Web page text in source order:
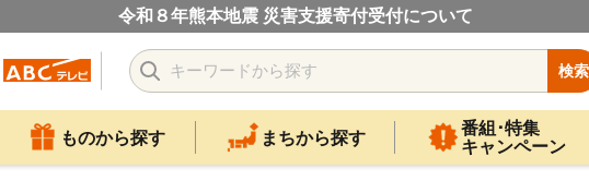
令和８年熊本地震 災害支援寄付受付について
検索
ものから探す まちから探す
番組･特集
キャンペーン